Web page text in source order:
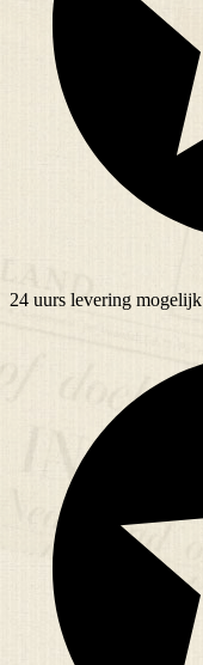
24 uurs levering mogelijk